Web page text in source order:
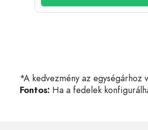
*A kedvezmény az
Fontos: Ha a fedelek